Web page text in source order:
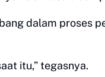
dalam proses
itu,” tegasnya.